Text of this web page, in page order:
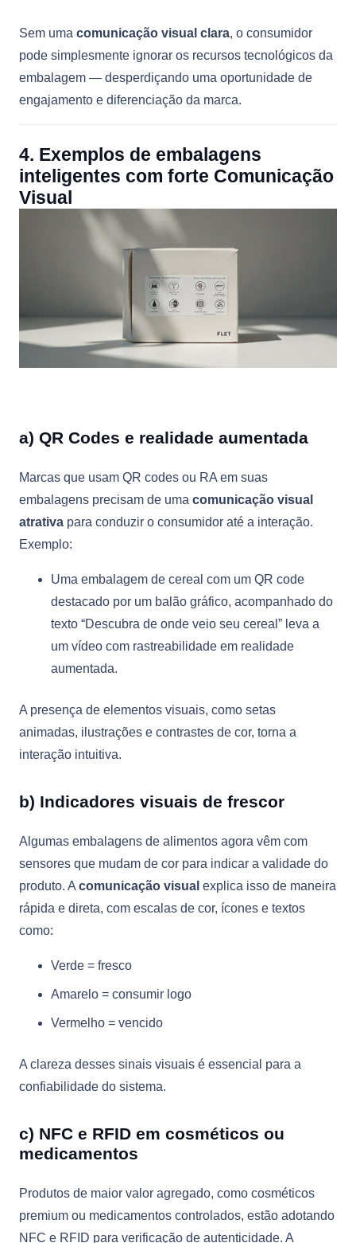
Sem uma comunicação visual clara, o consumidor
pode simplesmente ignorar os recursos tecnológicos da
embalagem — desperdiçando uma oportunidade de
engajamento e diferenciação da marca.
4. Exemplos de embalagens
inteligentes com forte Comunicação
Visual
a) QR Codes e realidade aumentada
Marcas que usam QR codes ou RA em suas
embalagens precisam de uma comunicação visual
atrativa para conduzir o consumidor até a interação.
Exemplo:
Uma embalagem de cereal com um QR code
destacado por um balão gráfico, acompanhado do
texto “Descubra de onde veio seu cereal” leva a
um vídeo com rastreabilidade em realidade
aumentada.
A presença de elementos visuais, como setas
animadas, ilustrações e contrastes de cor, torna a
interação intuitiva.
b) Indicadores visuais de frescor
Algumas embalagens de alimentos agora vêm com
sensores que mudam de cor para indicar a validade do
produto. A comunicação visual explica isso de maneira
rápida e direta, com escalas de cor, ícones e textos
como:
Verde = fresco
Amarelo = consumir logo
Vermelho = vencido
A clareza desses sinais visuais é essencial para a
confiabilidade do sistema.
c) NFC e RFID em cosméticos ou
medicamentos
Produtos de maior valor agregado, como cosméticos
premium ou medicamentos controlados, estão adotando
NFC e RFID para verificação de autenticidade. A